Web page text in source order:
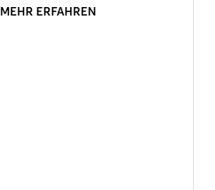
MEHR ERFAHREN